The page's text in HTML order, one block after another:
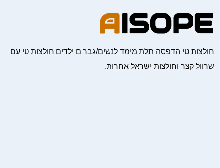
חולצות טי הדפסה תלת מימד לנשים/גברים ילדים חולצות טי עם
שרוול קצר וחולצות ישראל אחרות.